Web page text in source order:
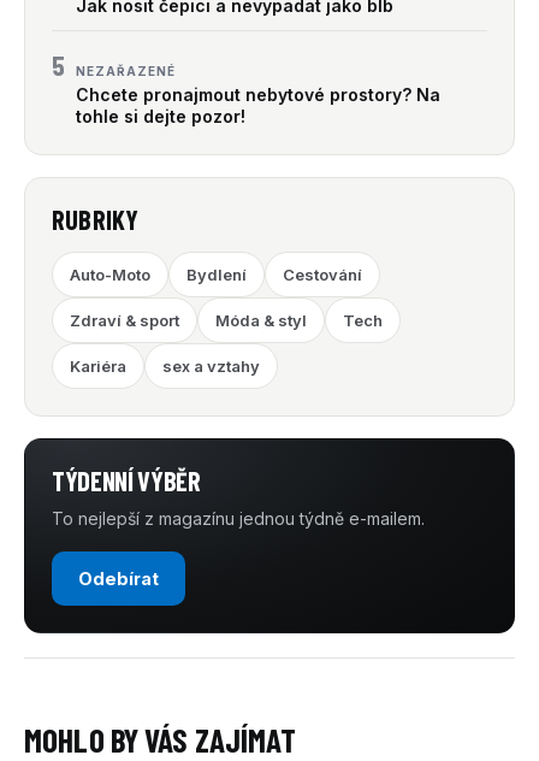
Jak nosit čepici a nevypadat jako blb
5 NEZAŘAZENÉ
Chcete pronajmout nebytové prostory? Na
tohle si dejte pozor!
RUBRIKY
Auto-Moto Bydlení Cestování
Zdraví & sport Móda & styl Tech
Kariéra sex a vztahy
TÝDENNÍ VÝBĚR
To nejlepší z magazínu jednou týdně e-mailem.
Odebírat
MOHLO BY VÁS ZAJÍMAT